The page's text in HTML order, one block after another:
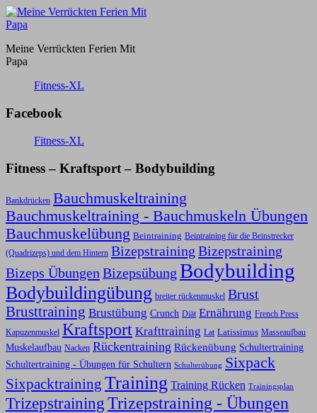
Meine Verrückten Ferien Mit
Papa
Fitness-XL
Facebook
Fitness-XL
Fitness – Kraftsport – Bodybuilding
Bankdrücken Bauchmuskeltraining
Bauchmuskeltraining - Bauchmuskeln Übungen
Bauchmuskelübung Beintraining Beintraining für die Beinstrecker
(Quadrizeps) und dem Hintern Bizepstraining Bizepstraining
Bizeps Übungen Bizepsübung Bodybuilding
Bodybuildingübung breiter rückenmuskel Brust
Brusttraining Brustübung Crunch Diät Ernährung French Press
Kapuzenmuskel Kraftsport Krafttraining Lat Latissimus Masseaufbau
Muskelaufbau Nacken Rückentraining Rückenübung Schultertraining
Schultertraining - Übungen für Schultern Schulterübung Sixpack
Sixpacktraining Training Training Rücken Trainingsplan
TrizepstrainingTrizepstraining - Übungen